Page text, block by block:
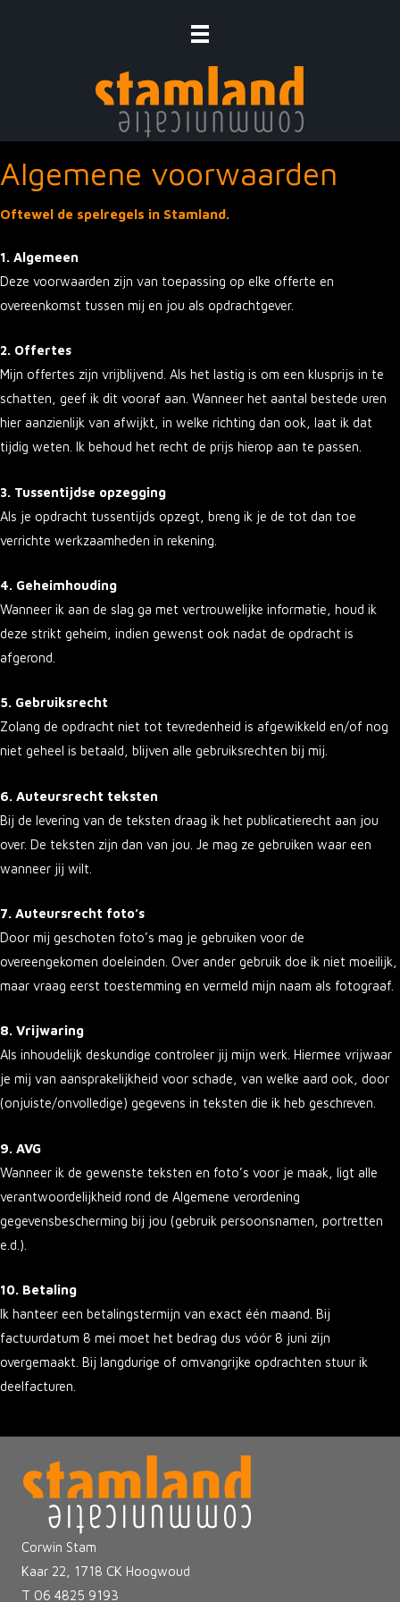
Algemene voorwaarden
Oftewel de spelregels in Stamland.
1. Algemeen
Deze voorwaarden zijn van toepassing op elke offerte en
overeenkomst tussen mij en jou als opdrachtgever.
2. Offertes
Mijn offertes zijn vrijblijvend. Als het lastig is om een klusprijs in te
schatten, geef ik dit vooraf aan. Wanneer het aantal bestede uren
hier aanzienlijk van afwijkt, in welke richting dan ook, laat ik dat
tijdig weten. Ik behoud het recht de prijs hierop aan te passen.
3. Tussentijdse opzegging
Als je opdracht tussentijds opzegt, breng ik je de tot dan toe
verrichte werkzaamheden in rekening.
4. Geheimhouding
Wanneer ik aan de slag ga met vertrouwelijke informatie, houd ik
deze strikt geheim, indien gewenst ook nadat de opdracht is
afgerond.
5. Gebruiksrecht
Zolang de opdracht niet tot tevredenheid is afgewikkeld en/of nog
niet geheel is betaald, blijven alle gebruiksrechten bij mij.
6. Auteursrecht teksten
Bij de levering van de teksten draag ik het publicatierecht aan jou
over. De teksten zijn dan van jou. Je mag ze gebruiken waar een
wanneer jij wilt.
7. Auteursrecht foto’s
Door mij geschoten foto’s mag je gebruiken voor de
overeengekomen doeleinden. Over ander gebruik doe ik niet moeilijk,
maar vraag eerst toestemming en vermeld mijn naam als fotograaf.
8. Vrijwaring
Als inhoudelijk deskundige controleer jij mijn werk. Hiermee vrijwaar
je mij van aansprakelijkheid voor schade, van welke aard ook, door
(onjuiste/onvolledige) gegevens in teksten die ik heb geschreven.
9. AVG
Wanneer ik de gewenste teksten en foto’s voor je maak, ligt alle
verantwoordelijkheid rond de Algemene verordening
gegevensbescherming bij jou (gebruik persoonsnamen, portretten
e.d.).
10. Betaling
Ik hanteer een betalingstermijn van exact één maand. Bij
factuurdatum 8 mei moet het bedrag dus vóór 8 juni zijn
overgemaakt. Bij langdurige of omvangrijke opdrachten stuur ik
deelfacturen.
Corwin Stam
Kaar 22, 1718 CK Hoogwoud
T 06 4825 9193